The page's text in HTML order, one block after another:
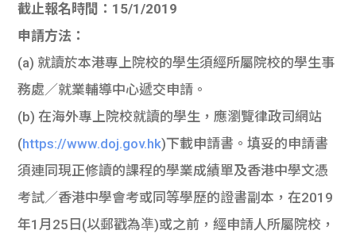
截止報名時間：15/1/2019
申請方法：
(a) 就讀於本港專上院校的學生須經所屬院校的學生事
務處／就業輔導中心遞交申請。
(b) 在海外專上院校就讀的學生，應瀏覽律政司網站
(https://www.doj.gov.hk)下載申請書。填妥的申請書
須連同現正修讀的課程的學業成績單及香港中學文憑
考試／香港中學會考或同等學歷的證書副本，在2019
年1月25日(以郵戳為凖)或之前，經申請人所屬院校，